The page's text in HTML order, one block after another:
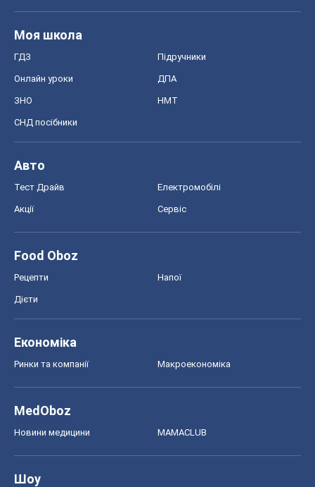
Моя школа
ГДЗ Підручники
Онлайн уроки ДПА
ЗНО НМТ
СНД посібники
Авто
Тест Драйв Електромобілі
Акції Сервіс
Food Oboz
Рецепти Напої
Дієти
Економіка
Ринки та компанії Макроекономіка
MedOboz
Новини медицини MAMACLUB
Шоу